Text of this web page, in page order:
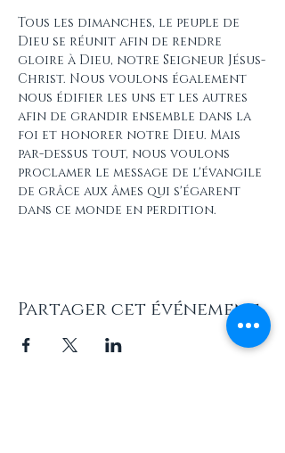
Tous les dimanches, le peuple de
Dieu se réunit afin de rendre
gloire à Dieu, notre Seigneur Jésus-
Christ. Nous voulons également
nous édifier les uns et les autres
afin de grandir ensemble dans la
foi et honorer notre Dieu. Mais
par-dessus tout, nous voulons
proclamer le message de l'évangile
de grâce aux âmes qui s'égarent
dans ce monde en perdition.
Partager cet événement